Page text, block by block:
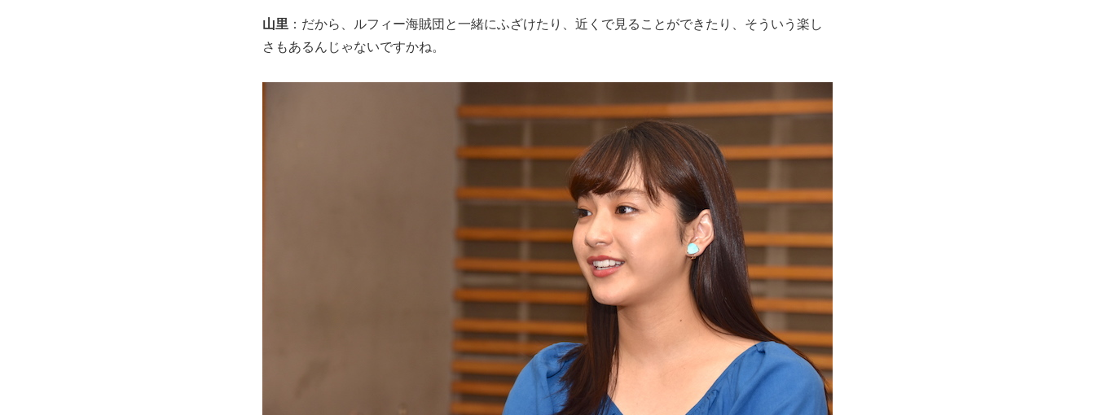
山里 ：だから、ルフィー海賊団と一緒にふざけたり、近くで見ることができたり、そういう楽し
さもあるんじゃないですかね。